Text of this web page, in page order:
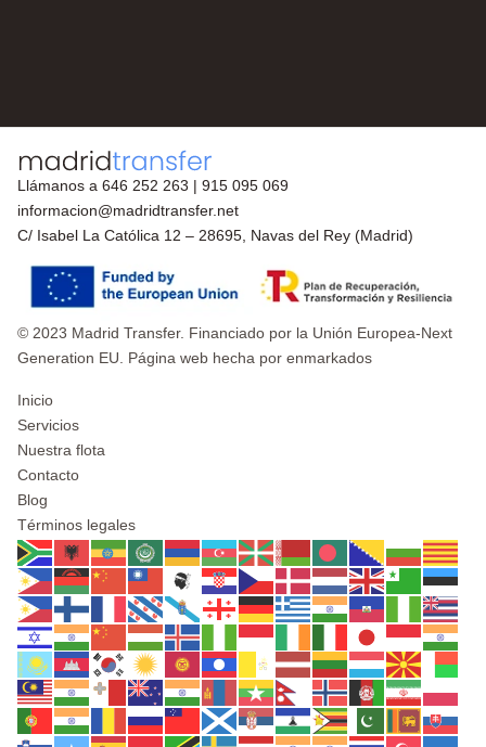
Llámanos a 646 252 263 | 915 095 069
informacion@madridtransfer.net
C/ Isabel La Católica 12 – 28695, Navas del Rey (Madrid)
© 2023 Madrid Transfer. Financiado por la Unión Europea-Next
Generation EU. Página web hecha por enmarkados
Inicio
Servicios
Nuestra flota
Contacto
Blog
Términos legales